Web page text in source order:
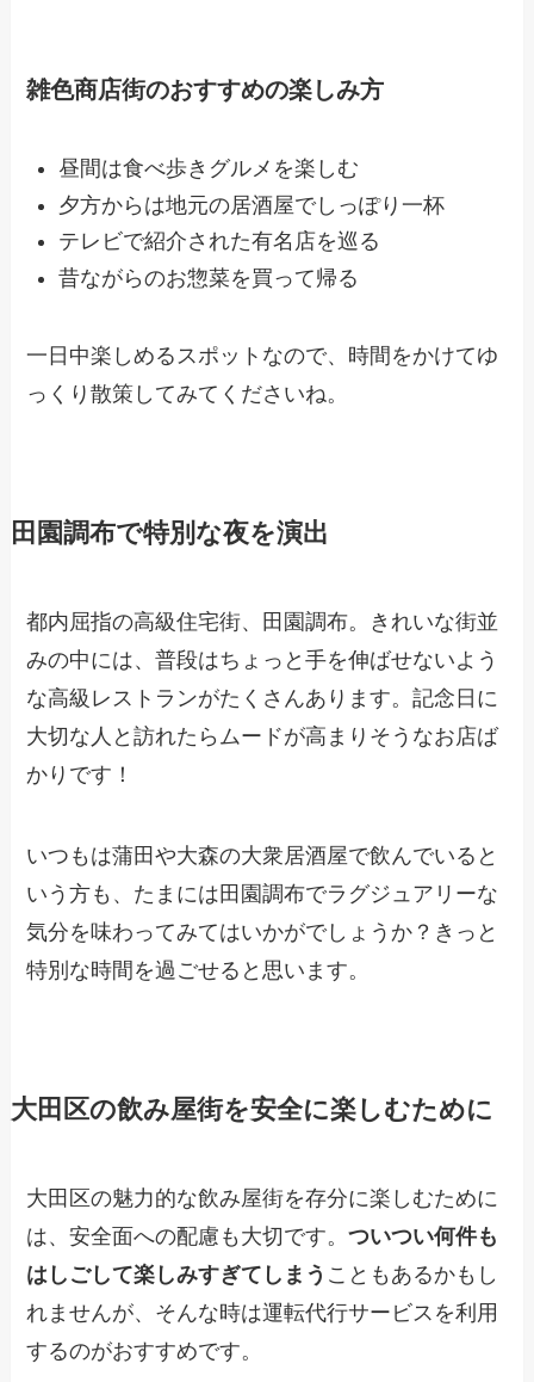
雑色商店街のおすすめの楽しみ方
昼間は食べ歩きグルメを楽しむ
夕方からは地元の居酒屋でしっぽり一杯
テレビで紹介された有名店を巡る
昔ながらのお惣菜を買って帰る
一日中楽しめるスポットなので、時間をかけてゆ
っくり散策してみてくださいね。
田園調布で特別な夜を演出
都内屈指の高級住宅街、田園調布。きれいな街並
みの中には、普段はちょっと手を伸ばせないよう
な高級レストランがたくさんあります。記念日に
大切な人と訪れたらムードが高まりそうなお店ば
かりです！
いつもは蒲田や大森の大衆居酒屋で飲んでいると
いう方も、たまには田園調布でラグジュアリーな
気分を味わってみてはいかがでしょうか？きっと
特別な時間を過ごせると思います。
大田区の飲み屋街を安全に楽しむために
大田区の魅力的な飲み屋街を存分に楽しむために
は、安全面への配慮も大切です。ついつい何件も
はしごして楽しみすぎてしまう こともあるかもし
れませんが、そんな時は運転代行サービスを利用
するのがおすすめです。